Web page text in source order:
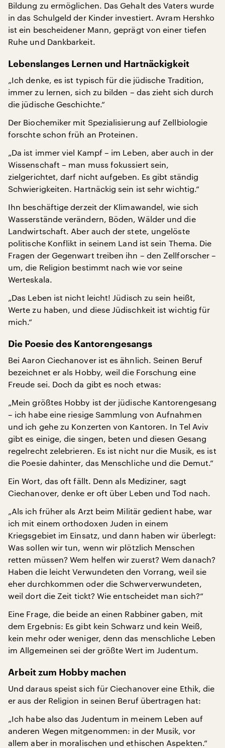
Bildung zu ermöglichen. Das Gehalt des Vaters wurde
in das Schulgeld der Kinder investiert. Avram Hershko
ist ein bescheidener Mann, geprägt von einer tiefen
Ruhe und Dankbarkeit.
Lebenslanges Lernen und Hartnäckigkeit
„Ich denke, es ist typisch für die jüdische Tradition,
immer zu lernen, sich zu bilden – das zieht sich durch
die jüdische Geschichte.“
Der Biochemiker mit Spezialisierung auf Zellbiologie
forschte schon früh an Proteinen.
„Da ist immer viel Kampf – im Leben, aber auch in der
Wissenschaft – man muss fokussiert sein,
zielgerichtet, darf nicht aufgeben. Es gibt ständig
Schwierigkeiten. Hartnäckig sein ist sehr wichtig.“
Ihn beschäftige derzeit der Klimawandel, wie sich
Wasserstände verändern, Böden, Wälder und die
Landwirtschaft. Aber auch der stete, ungelöste
politische Konflikt in seinem Land ist sein Thema. Die
Fragen der Gegenwart treiben ihn – den Zellforscher –
um, die Religion bestimmt nach wie vor seine
Werteskala.
„Das Leben ist nicht leicht! Jüdisch zu sein heißt,
Werte zu haben, und diese Jüdischkeit ist wichtig für
mich.“
Die Poesie des Kantorengesangs
Bei Aaron Ciechanover ist es ähnlich. Seinen Beruf
bezeichnet er als Hobby, weil die Forschung eine
Freude sei. Doch da gibt es noch etwas:
„Mein größtes Hobby ist der jüdische Kantorengesang
– ich habe eine riesige Sammlung von Aufnahmen
und ich gehe zu Konzerten von Kantoren. In Tel Aviv
gibt es einige, die singen, beten und diesen Gesang
regelrecht zelebrieren. Es ist nicht nur die Musik, es ist
die Poesie dahinter, das Menschliche und die Demut.“
Ein Wort, das oft fällt. Denn als Mediziner, sagt
Ciechanover, denke er oft über Leben und Tod nach.
„Als ich früher als Arzt beim Militär gedient habe, war
ich mit einem orthodoxen Juden in einem
Kriegsgebiet im Einsatz, und dann haben wir überlegt:
Was sollen wir tun, wenn wir plötzlich Menschen
retten müssen? Wem helfen wir zuerst? Wem danach?
Haben die leicht Verwundeten den Vorrang, weil sie
eher durchkommen oder die Schwerverwundeten,
weil dort die Zeit tickt? Wie entscheidet man sich?“
Eine Frage, die beide an einen Rabbiner gaben, mit
dem Ergebnis: Es gibt kein Schwarz und kein Weiß,
kein mehr oder weniger, denn das menschliche Leben
im Allgemeinen sei der größte Wert im Judentum.
Arbeit zum Hobby machen
Und daraus speist sich für Ciechanover eine Ethik, die
er aus der Religion in seinen Beruf übertragen hat:
„Ich habe also das Judentum in meinem Leben auf
anderen Wegen mitgenommen: in der Musik, vor
allem aber in moralischen und ethischen Aspekten.“